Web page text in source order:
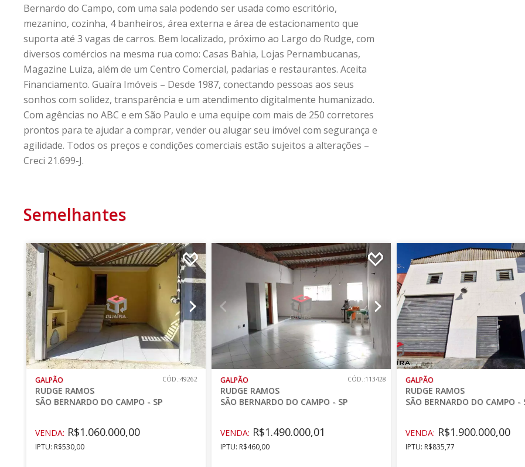
Bernardo do Campo, com uma sala podendo ser usada como escritório,
mezanino, cozinha, 4 banheiros, área externa e área de estacionamento que
suporta até 3 vagas de carros. Bem localizado, próximo ao Largo do Rudge, com
diversos comércios na mesma rua como: Casas Bahia, Lojas Pernambucanas,
Magazine Luiza, além de um Centro Comercial, padarias e restaurantes. Aceita
Financiamento. Guaíra Imóveis – Desde 1987, conectando pessoas aos seus
sonhos com solidez, transparência e um atendimento digitalmente humanizado.
Com agências no ABC e em São Paulo e uma equipe com mais de 250 corretores
prontos para te ajudar a comprar, vender ou alugar seu imóvel com segurança e
agilidade. Todos os preços e condições comerciais estão sujeitos a alterações –
Creci 21.699-J.
Semelhantes
GALPÃO
RUDGE RAMOS
SÃO BERNARDO DO CAMPO - SP
CÓD.:49262
VENDA: R$1.060.000,00
IPTU: R$530,00
GALPÃO
RUDGE RAMOS
SÃO BERNARDO DO CAMPO - SP
CÓD.:113428
VENDA: R$1.490.000,01
IPTU: R$460,00
GALPÃO
RUDGE RAMOS
SÃO BERNARDO DO CAMPO -
VENDA: R$1.900.000,00
IPTU: R$835,77